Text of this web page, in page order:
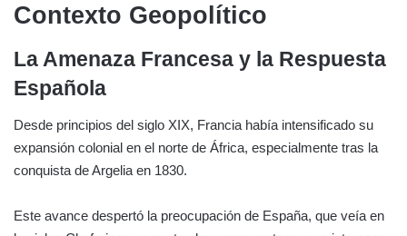
Contexto Geopolítico
La Amenaza Francesa y la Respuesta
Española
Desde principios del siglo XIX, Francia había intensificado su
expansión colonial en el norte de África, especialmente tras la
conquista de Argelia en 1830.
Este avance despertó la preocupación de España, que veía en